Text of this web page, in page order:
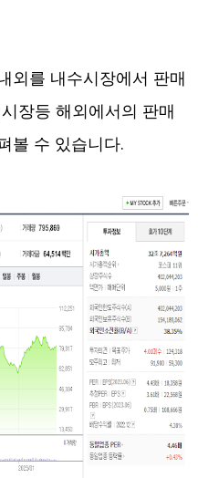
외를 내수시장에서 판매
장등 해외에서의 판매
볼 수 있습니다.